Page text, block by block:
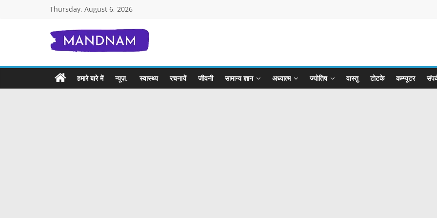
Thursday, August 6, 2026
Mandnam.com
जाने
एक-
हमारे बारे में न्यूज़. स्वास्थ्य रचनायें जीवनी सामान्य ज्ञान अध्यात्म ज्योतिष वास्तु टोटके कम्प्यूटर